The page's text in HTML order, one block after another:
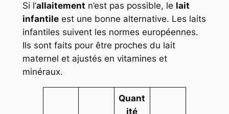
Si l’allaitement n’est pas possible, le lait
infantileest une bonne alternative. Les laits
infantiles suivent les normes européennes.
Ils sont faits pour être proches du lait
maternel et ajustés en vitamines et
minéraux.
Quant
ité